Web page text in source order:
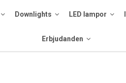
Downlights LED lampor
Erbjudanden